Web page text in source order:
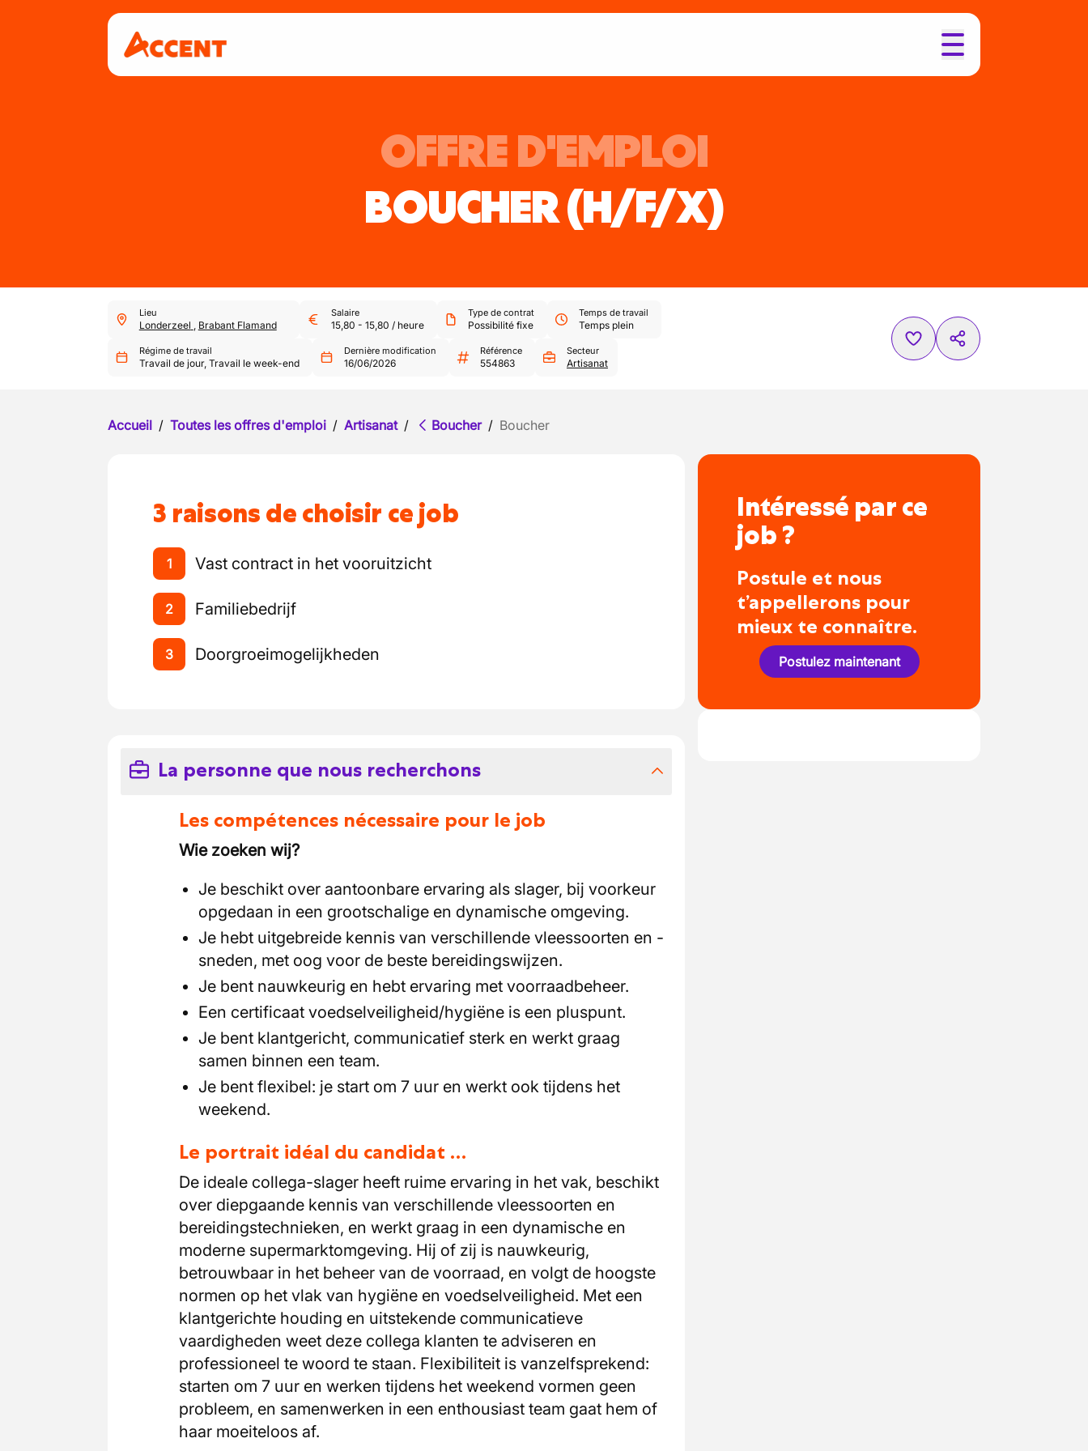
OFFRE D'EMPLOI
BOUCHER(H/F/X)
Lieu
Londerzeel , Brabant Flamand
Salaire
15,80 - 15,80 / heure
Type de contrat
Possibilité fixe
Temps de travail
Temps plein
Régime de travail
Travail de jour, Travail le week-end
Dernière modification
16/06/2026
Référence
554863
Secteur
Artisanat
Accueil / Toutes les offres d'emploi / Artisanat / Boucher / Boucher
3 raisons de choisir ce job
1 Vast contract in het vooruitzicht
2 Familiebedrijf
3 Doorgroeimogelijkheden
La personne que nous recherchons
Les compétences nécessaire pour le job
Wie zoeken wij?
Je beschikt over aantoonbare ervaring als slager, bij voorkeur
opgedaan in een grootschalige en dynamische omgeving.
Je hebt uitgebreide kennis van verschillende vleessoorten en -
sneden, met oog voor de beste bereidingswijzen.
Je bent nauwkeurig en hebt ervaring met voorraadbeheer.
Een certificaat voedselveiligheid/hygiëne is een pluspunt.
Je bent klantgericht, communicatief sterk en werkt graag
samen binnen een team.
Je bent flexibel: je start om 7 uur en werkt ook tijdens het
weekend.
Le portrait idéal du candidat …
De ideale collega-slager heeft ruime ervaring in het vak, beschikt
over diepgaande kennis van verschillende vleessoorten en
bereidingstechnieken, en werkt graag in een dynamische en
moderne supermarktomgeving. Hij of zij is nauwkeurig,
betrouwbaar in het beheer van de voorraad, en volgt de hoogste
normen op het vlak van hygiëne en voedselveiligheid. Met een
klantgerichte houding en uitstekende communicatieve
vaardigheden weet deze collega klanten te adviseren en
professioneel te woord te staan. Flexibiliteit is vanzelfsprekend:
starten om 7 uur en werken tijdens het weekend vormen geen
probleem, en samenwerken in een enthousiast team gaat hem of
haar moeiteloos af.
Intéressé par ce
job ?
Postule et nous
t’appellerons pour
mieux te connaître.
Postulez maintenant